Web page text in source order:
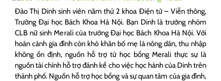
DÀNH CHO NHÀ TÀI TRỢ
Đào Thị Dinh sinh viên năm thứ 2 khoa Điện tử – Viễn thông,
Trường Đại học Bách Khoa Hà Nội. Bạn Dinh là trưởng nhóm
CLB nữ sinh Merali của trường Đại học Bách Khoa Hà Nội. Với
hoàn cảnh gia đình còn khó khăn bố mẹ là nông dân, thu nhập
không ổn định, nguồn hỗ trợ từ học bổng Merali thực sự là
nguồn tài chính hỗ trợ đánh kể cho việc học hành của Dinh trên
thành phố. Nguồn hỗ trợ học bổng và sự quan tâm của gia đình,